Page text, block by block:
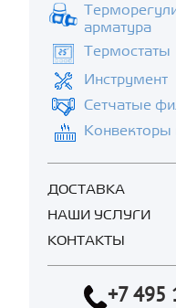
арматура
Термостаты
Инструмент
Сетчатые
Конвекторы
ДОСТАВКА
НАШИ УСЛУГИ
КОНТАКТЫ
+7 495